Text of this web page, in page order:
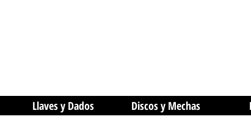
Llaves y Dados Discos y Mechas